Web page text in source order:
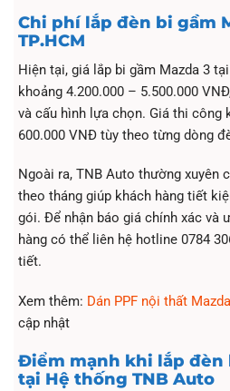
Chi phí lắp đèn bi gầm
TP.HCM
Hiện tại, giá lắp bi gầm Mazda 3
khoảng 4.200.000 – 5.500.000
và cấu hình lựa chọn. Giá thi công
600.000 VNĐ tùy theo từng dòng
Ngoài ra, TNB Auto thường xuyên
theo tháng giúp khách hàng tiết
gói. Để nhận báo giá chính xác và
hàng có thể liên hệ hotline 0784
tiết.
Xem thêm: Dán PPF nội thất
cập nhật
Điểm mạnh khi lắp đèn
tại Hệ thống TNB Auto